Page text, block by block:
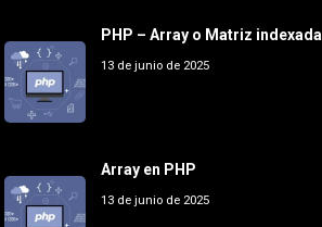
PHP – Array o Matriz indexada
13 de junio de 2025
Array en PHP
13 de junio de 2025